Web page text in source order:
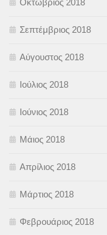
Οκτώβριος 2018
Σεπτέμβριος 2018
Αύγουστος 2018
Ιούλιος 2018
Ιούνιος 2018
Μάιος 2018
Απρίλιος 2018
Μάρτιος 2018
Φεβρουάριος 2018